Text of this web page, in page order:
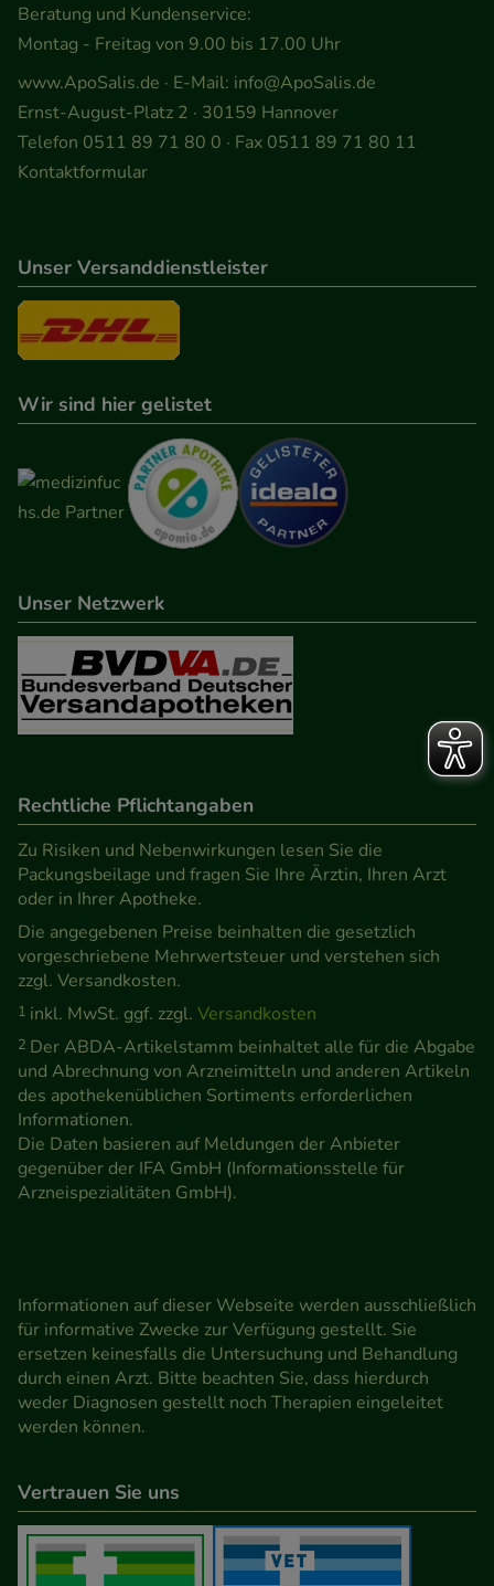
Beratung und Kundenservice:
Montag - Freitag von 9.00 bis 17.00 Uhr
www.ApoSalis.de · E-Mail: info@ApoSalis.de
Ernst-August-Platz 2 · 30159 Hannover
Telefon 0511 89 71 80 0 · Fax 0511 89 71 80 11
Kontaktformular
Unser Versanddienstleister
Wir sind hier gelistet
Unser Netzwerk
Rechtliche Pflichtangaben
Zu Risiken und Nebenwirkungen lesen Sie die
Packungsbeilage und fragen Sie Ihre Ärztin, Ihren Arzt
oder in Ihrer Apotheke.
Die angegebenen Preise beinhalten die gesetzlich
vorgeschriebene Mehrwertsteuer und verstehen sich
zzgl. Versandkosten.
1 inkl. MwSt. ggf. zzgl. Versandkosten
2 Der ABDA-Artikelstamm beinhaltet alle für die Abgabe
und Abrechnung von Arzneimitteln und anderen Artikeln
des apothekenüblichen Sortiments erforderlichen
Informationen.
Die Daten basieren auf Meldungen der Anbieter
gegenüber der IFA GmbH (Informationsstelle für
Arzneispezialitäten GmbH).
Informationen auf dieser Webseite werden ausschließlich
für informative Zwecke zur Verfügung gestellt. Sie
ersetzen keinesfalls die Untersuchung und Behandlung
durch einen Arzt. Bitte beachten Sie, dass hierdurch
weder Diagnosen gestellt noch Therapien eingeleitet
werden können.
Vertrauen Sie uns